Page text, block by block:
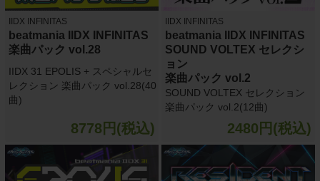
IIDX INFINITAS
beatmania IIDX INFINITAS
楽曲パック vol.28
IIDX 31 EPOLIS + スペシャルセ
レクション 楽曲パック vol.28(40
曲)
8778円(税込)
IIDX INFINITAS
beatmania IIDX INFINITAS
SOUND VOLTEX セレクシ
ョン
楽曲パック vol.2
SOUND VOLTEX セレクション
楽曲パック vol.2(12曲)
2480円(税込)